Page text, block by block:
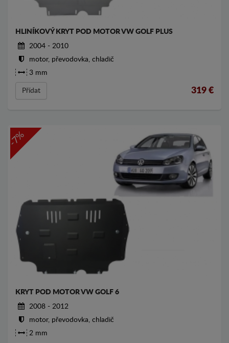
HLINÍKOVÝ KRYT POD MOTOR VW GOLF PLUS
2004 - 2010
motor, převodovka, chladič
3 mm
Přídat 319 €
-7%
KRYT POD MOTOR VW GOLF 6
2008 - 2012
motor, převodovka, chladič
2 mm